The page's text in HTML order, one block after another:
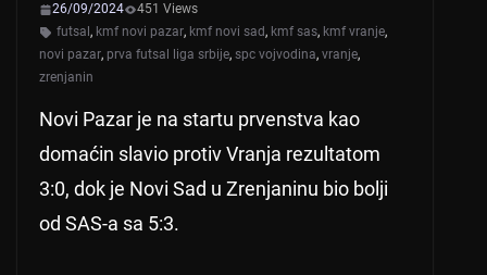
26/09/2024
451 Views
futsal , kmf novi pazar, kmf novi sad, kmf sas, kmf vranje,
novi pazar, prva futsal liga srbije, spc vojvodina, vranje,
zrenjanin
Novi Pazar je na startu prvenstva kao
domaćin slavio protiv Vranja rezultatom
3:0, dok je Novi Sad u Zrenjaninu bio bolji
od SAS-a sa 5:3.